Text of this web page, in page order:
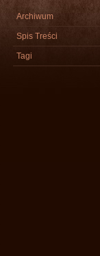
Archiwum
Spis Treści
Tagi